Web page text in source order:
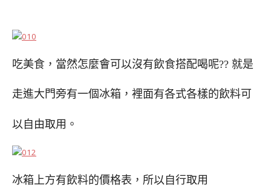
吃美食，當然怎麼會可以沒有飲食搭配喝呢?? 就是
走進大門旁有一個冰箱 ，裡面有各式各樣的飲料可
以自由取用。
冰箱上方有飲料的價格表，所以自行取用